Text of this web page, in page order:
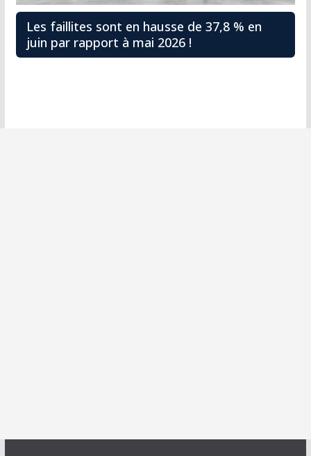
Les faillites sont en hausse de 37,8 % en
juin par rapport à mai 2026 !